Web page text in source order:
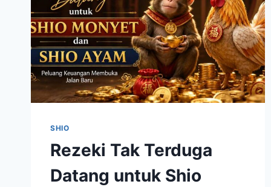
SHIO
Rezeki Tak Terduga
Datang untuk Shio